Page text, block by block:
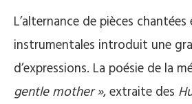
L’alternance de pièces
instrumentales introduit une
d’expressions. La poésie de la
gentle mother », extraite des